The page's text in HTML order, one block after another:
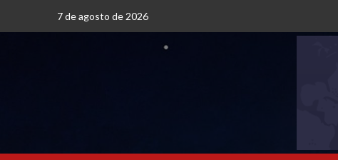
7 de agosto de 2026